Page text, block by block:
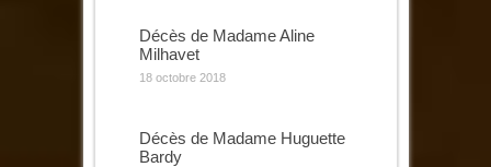
Décès de Madame Aline
Milhavet
18 octobre 2018
Décès de Madame Huguette
Bardy